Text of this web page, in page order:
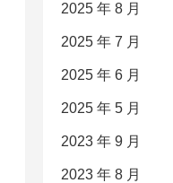
2025 年 8 月
2025 年 7 月
2025 年 6 月
2025 年 5 月
2023 年 9 月
2023 年 8 月